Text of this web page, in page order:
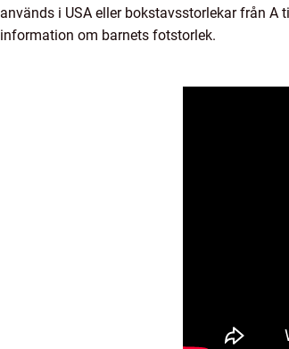
används i USA eller bokstavsstorlekar från A
information om barnets fotstorlek.